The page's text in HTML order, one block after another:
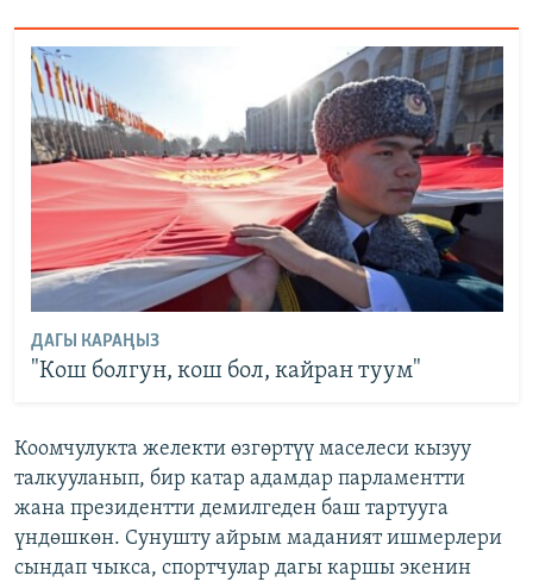
ДАГЫ КАРАҢЫЗ
"Кош болгун, кош бол, кайран туум"
Коомчулукта желекти өзгөртүү маселеси кызуу
талкууланып, бир катар адамдар парламентти
жана президентти демилгеден баш тартууга
үндөшкөн. Сунушту айрым маданият ишмерлери
сындап чыкса, спортчулар дагы каршы экенин